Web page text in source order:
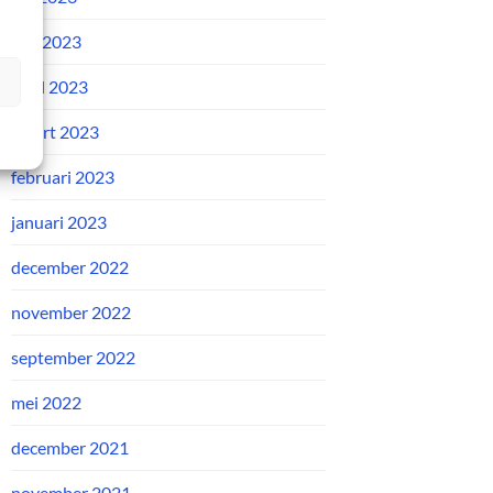
mei 2023
april 2023
maart 2023
februari 2023
januari 2023
december 2022
november 2022
september 2022
mei 2022
december 2021